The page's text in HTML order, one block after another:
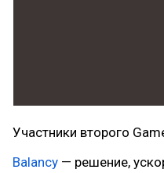
Участники второго
Balancy — решение,